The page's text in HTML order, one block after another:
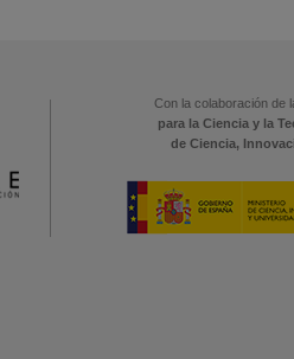
Con la colaboración de
para la Ciencia y la
de Ciencia,